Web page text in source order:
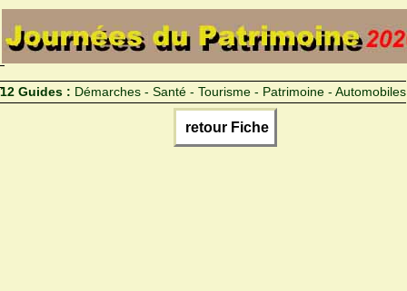
12 Guides : Démarches - Santé - Tourisme - Patrimoine - Automobiles
retour Fiche